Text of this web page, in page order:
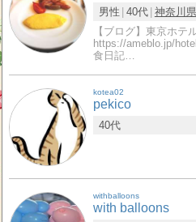
男性 40代 神奈川県
【ブログ】東京ホテ
https://ameblo.jp/
食日記…
kotea02
pekico
40代
withballoons
with balloons